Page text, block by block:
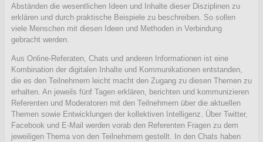
Abständen die wesentlichen Ideen und Inhalte dieser Disziplinen zu
erklären und durch praktische Beispiele zu beschreiben. So sollen
viele Menschen mit diesen Ideen und Methoden in Verbindung
gebracht werden.
Aus Online-Referaten, Chats und anderen Informationen ist eine
Kombination der digitalen Inhalte und Kommunikationen entstanden,
die es den Teilnehmern leicht macht den Zugang zu diesen Themen zu
erhalten. An jeweils fünf Tagen erklären, berichten und kommunizieren
Referenten und Moderatoren mit den Teilnehmern über die aktuellen
Themen sowie Entwicklungen der kollektiven Intelligenz. Über Twitter,
Facebook und E-Mail werden vorab den Referenten Fragen zu dem
jeweiligen Thema von den Teilnehmern gestellt. In den Chats haben